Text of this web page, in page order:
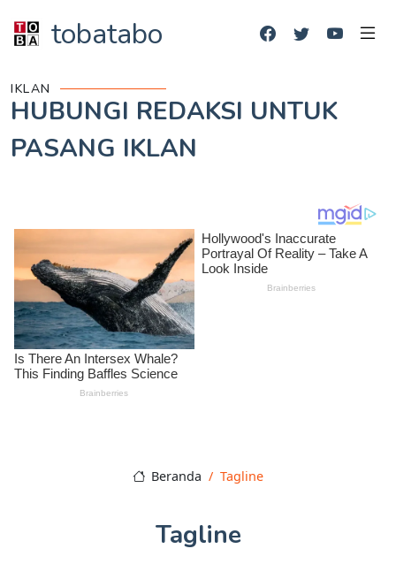
tobatabo
IKLAN
HUBUNGI REDAKSI UNTUK
PASANG IKLAN
Beranda Tagline
Tagline